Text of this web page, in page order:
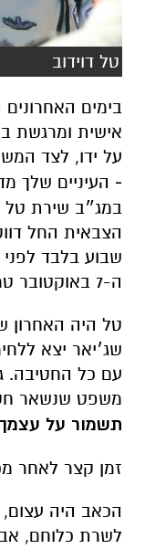
טל דוידוב
בימים האחרונים
אישית ומרגשת
על ידו, לצד
- העיניים שלך
במג״ב שירת טל
הצבאית החל
שבוע בלבד לפני
ה-7 באוקטובר
טל היה האחרון
שג׳יאר יצא
עם כל החטיבה.
משפט שנשאר
תשמור על
זמן קצר לאחר
הכאב היה עצום,
לשרת כלוחם,